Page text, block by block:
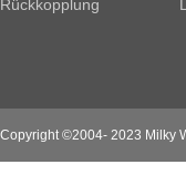
Rückkopplung
Copyright ©2004- 2023 Milky